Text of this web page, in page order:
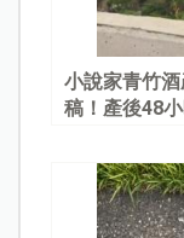
小說家青竹
稿！產後48